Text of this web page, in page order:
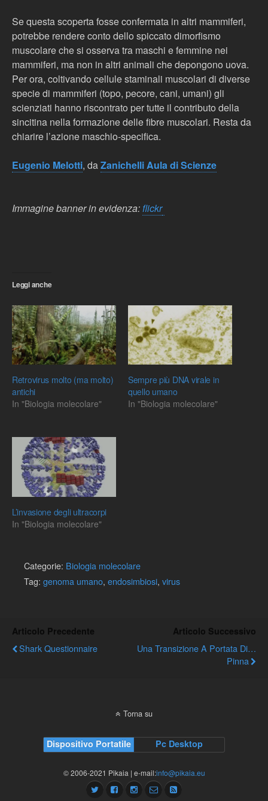
Se questa scoperta fosse confermata in altri mammiferi,
potrebbe rendere conto dello spiccato dimorfismo
muscolare che si osserva tra maschi e femmine nei
mammiferi, ma non in altri animali che depongono uova.
Per ora, coltivando cellule staminali muscolari di diverse
specie di mammiferi (topo, pecore, cani, umani) gli
scienziati hanno riscontrato per tutte il contributo della
sincitina nella formazione delle fibre muscolari. Resta da
chiarire l’azione maschio-specifica.
Eugenio Melotti, daZanichelli Aula di Scienze
Immagine banner in evidenza:flickr
Leggi anche
Retrovirus molto (ma molto)
antichi
In "Biologia molecolare"
Sempre più DNA virale in
quello umano
In "Biologia molecolare"
L’invasione degli ultracorpi
In "Biologia molecolare"
Categorie: Biologia molecolare
Tag: genoma umano, endosimbiosi, virus
Articolo Precedente
Shark Questionnaire
Articolo Successivo
Una Transizione A Portata Di…
Pinna
Torna su
Dispositivo Portatile Pc Desktop
© 2006-2021 Pikaia | e-mail:info@pikaia.eu